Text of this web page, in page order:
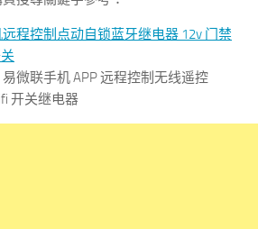
程控制点动自锁蓝牙继电器 12v 门禁
易微联手机 APP 远程控制无线遥控
开关继电器